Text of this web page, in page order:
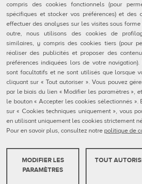
compris des cookies fonctionnels (pour
spécifiques et stocker vos préférences) et des
effectuer des analyses sur les visites sous
outre, nous utilisons des cookies de
similaires, y compris des cookies tiers (pour
réaliser des publicités et proposer des
préférences indiquées lors de votre
sont facultatifs et ne sont utilisés que lorsque
cliquant sur « Tout autoriser ». Vous pouvez
par le biais du lien « Modifier les paramètres »,
le bouton « Accepter les cookies sélectionnés ».
sur « Cookies techniques uniquement », vous
en utilisant uniquement les cookies strictement
Pour en savoir plus, consultez notre politique de
COOKIES TECHNIQUES
TOUT
MODIFIER LES
PARAMÈTRES
QubicaAMF Canada inc
100-1025 avenue Godin
Québec, QC
Canada G1M 2X5
Tél: 418-650-2425
Sans Frais 866-650-2425
U.S.
8100 AMF
Ph. (804)
866-460-
Fax (804)
QubicaAMF Produits
Mendes
Entreprise
eShop
Contact
Formulaires
Privacy
Cookie
Cookie
Rapports
QubicaAMF Europe spa - Via della Croce Coperta,